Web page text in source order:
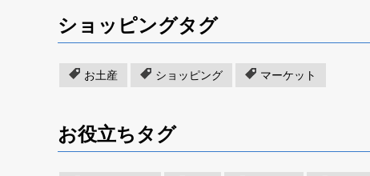
ショッピングタグ
お土産 ショッピング マーケット
お役立ちタグ